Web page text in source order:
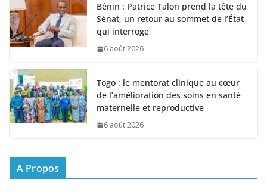
Bénin : Patrice Talon prend la tête du
Sénat, un retour au sommet de l’État
qui interroge
6 août 2026
Togo : le mentorat clinique au cœur
de l’amélioration des soins en santé
maternelle et reproductive
6 août 2026
A Propos